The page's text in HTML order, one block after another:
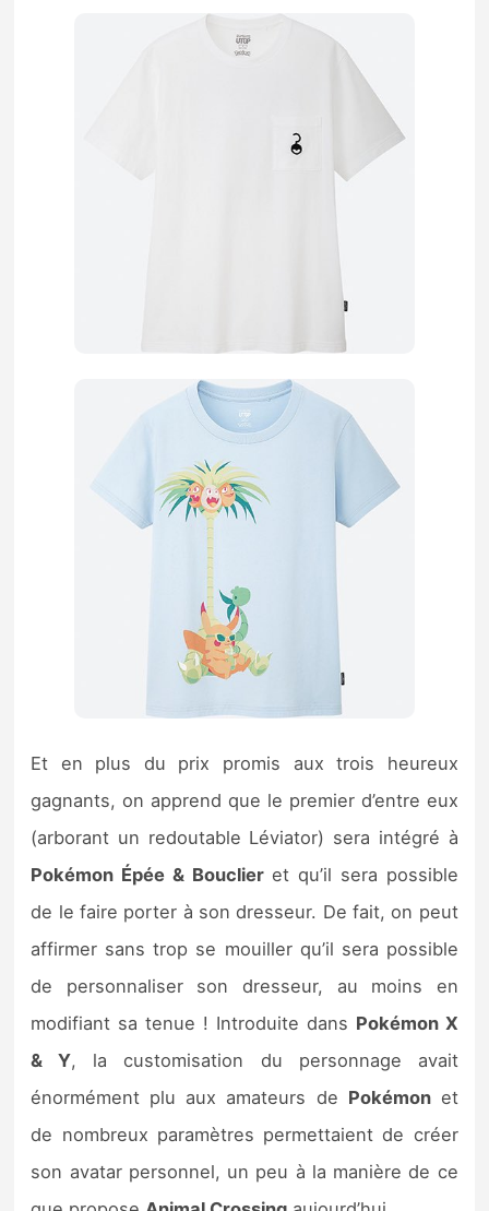
Et en plus du prix promis aux trois heureux
gagnants, on apprend que le premier d’entre eux
(arborant un redoutable Léviator) sera intégré à
Pokémon Épée & Bouclieret qu’il sera possible
de le faire porter à son dresseur. De fait, on peut
affirmer sans trop se mouiller qu’il sera possible
de personnaliser son dresseur, au moins en
modifiant sa tenue ! Introduite dans Pokémon X
& Y, la customisation du personnage avait
énormément plu aux amateurs de Pokémonet
de nombreux paramètres permettaient de créer
son avatar personnel, un peu à la manière de ce